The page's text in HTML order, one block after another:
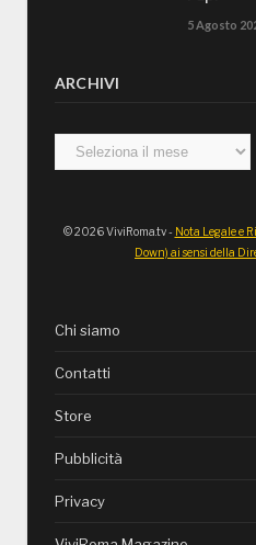
5 Agosto
ARCHIVI
Archivi
© 2026 ViviRoma.tv - Nota Legale e
Down) ai sensi della
Chi siamo
Contatti
Store
Pubblicità
Privacy